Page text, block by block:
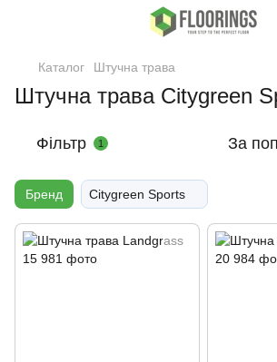
Каталог Штучна трава
Штучна трава Citygreen
Фільтр 1 За
Бренд Citygreen Sports